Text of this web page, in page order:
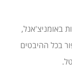
באומניצ'אנל,
בכל ההיבטים